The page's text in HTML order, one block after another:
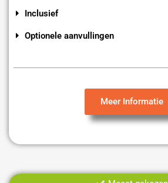
Inclusief
Optionele aanvullingen
Meer Informatie